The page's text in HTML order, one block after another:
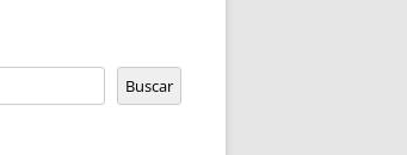
Buscar